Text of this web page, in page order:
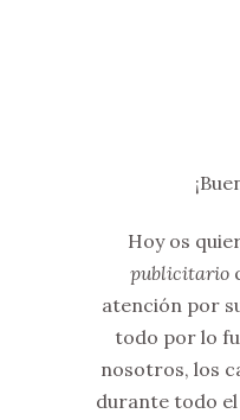
Hoy os
publicitario
atención por
todo por lo
nosotros, los
durante todo